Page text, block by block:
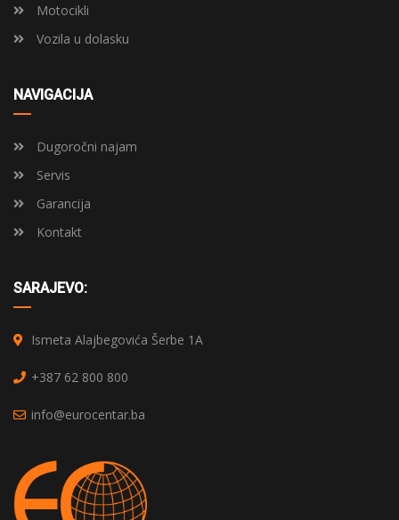
Motocikli
Vozila u dolasku
NAVIGACIJA
Dugoročni najam
Servis
Garancija
Kontakt
SARAJEVO:
Ismeta Alajbegovića Šerbe 1A
+387 62 800 800
info@eurocentar.ba